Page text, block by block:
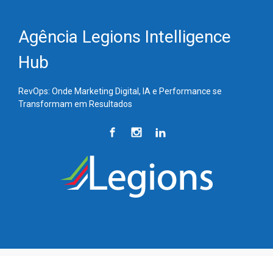
Agência Legions Intelligence
Hub
RevOps: Onde Marketing Digital, IA e Performance se
Transformam em Resultados